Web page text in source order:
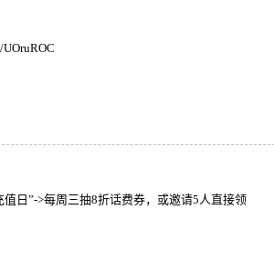
值日”->每周三抽8折话费券，或邀请5人直接领